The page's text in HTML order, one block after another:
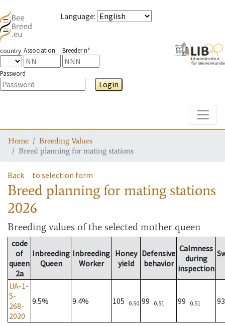
Language:
country Association Breeder n°
Password
Login
Home
Breeding Values
Breed planning for mating stations
Back to selection form
Breed planning for mating stations
2026
Breeding values of the selected mother queen
code
of
queen
2a
Inbreeding
Queen
Inbreeding
Worker
Honey
yield
Defensive
behavior
Calmness
during
inspection
UA-1-
5-
268-
2020
9.5% 9.4% 105 0.50 99 0.51 99 0.51